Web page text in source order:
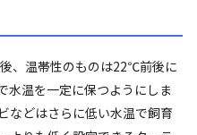
、温帯性のものは22℃前後に
水温を一定に保つようにしま
などはさらに低い水温で飼育